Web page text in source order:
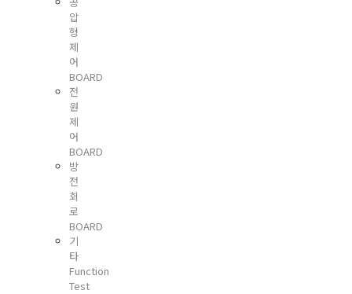
압
형
제
어
BOARD
전
원
제
어
BOARD
방
전
회
로
BOARD
기
타
Function
Test